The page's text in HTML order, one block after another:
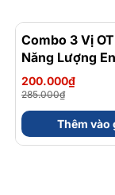
Combo 3 Vị
Năng Lượng
Gel Kết Hợp
Carbohydrate
56gram 82kcal
200.000₫
285.000₫
Thêm vào